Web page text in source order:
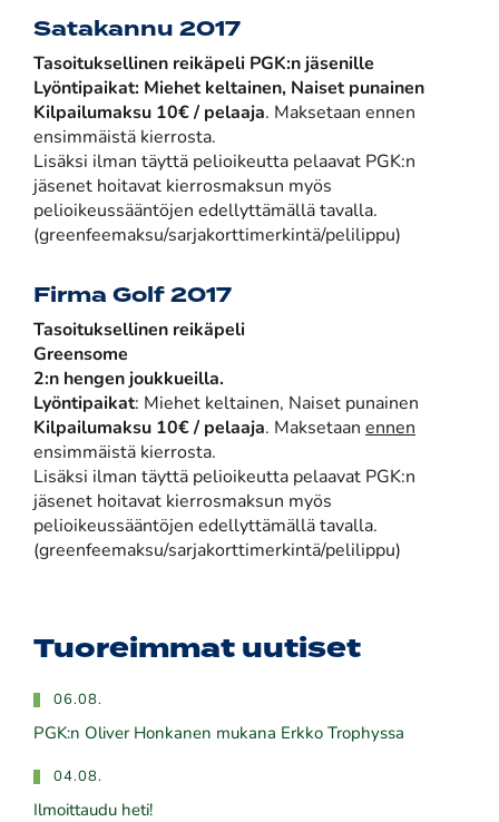
Satakannu 2017
Tasoituksellinen reikäpeli PGK:n jäsenille
Lyöntipaikat: Miehet keltainen, Naiset punainen
Kilpailumaksu 10€ / pelaaja. Maksetaan ennen
ensimmäistä kierrosta.
Lisäksi ilman täyttä pelioikeutta pelaavat PGK:n
jäsenet hoitavat kierrosmaksun myös
pelioikeussääntöjen edellyttämällä tavalla.
(greenfeemaksu/sarjakorttimerkintä/pelilippu)
Firma Golf 2017
Tasoituksellinen reikäpeli
Greensome
2:n hengen joukkueilla.
Lyöntipaikat: Miehet keltainen, Naiset punainen
Kilpailumaksu 10€ / pelaaja. Maksetaan ennen
ensimmäistä kierrosta.
Lisäksi ilman täyttä pelioikeutta pelaavat PGK:n
jäsenet hoitavat kierrosmaksun myös
pelioikeussääntöjen edellyttämällä tavalla.
(greenfeemaksu/sarjakorttimerkintä/pelilippu)
Tuoreimmat uutiset
06.08.
PGK:n Oliver Honkanen mukana Erkko Trophyssa
04.08.
Ilmoittaudu heti!